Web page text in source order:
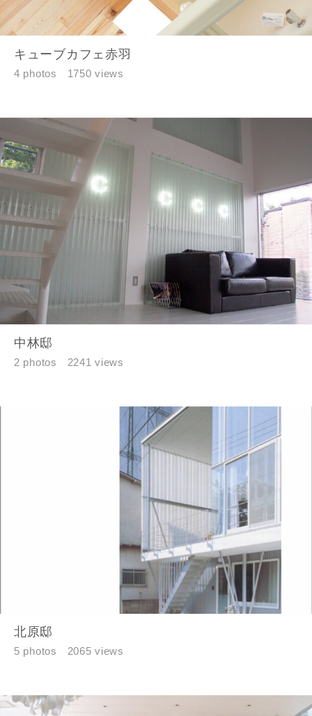
キューブカフェ赤羽
4 photos 1750 views
中林邸
2 photos 2241 views
北原邸
5 photos 2065 views
お名前
メールアドレス
町名
番地、建物名